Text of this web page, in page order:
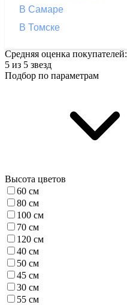
В Самаре
В Томске
Средняя оценка покупателей:
5 из 5 звезд
Подбор по параметрам
Высота цветов
60 см
80 см
100 см
70 см
120 см
40 см
50 см
45 см
30 см
55 см